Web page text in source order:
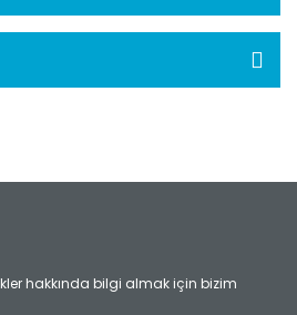
hakkında bilgi almak için bizim